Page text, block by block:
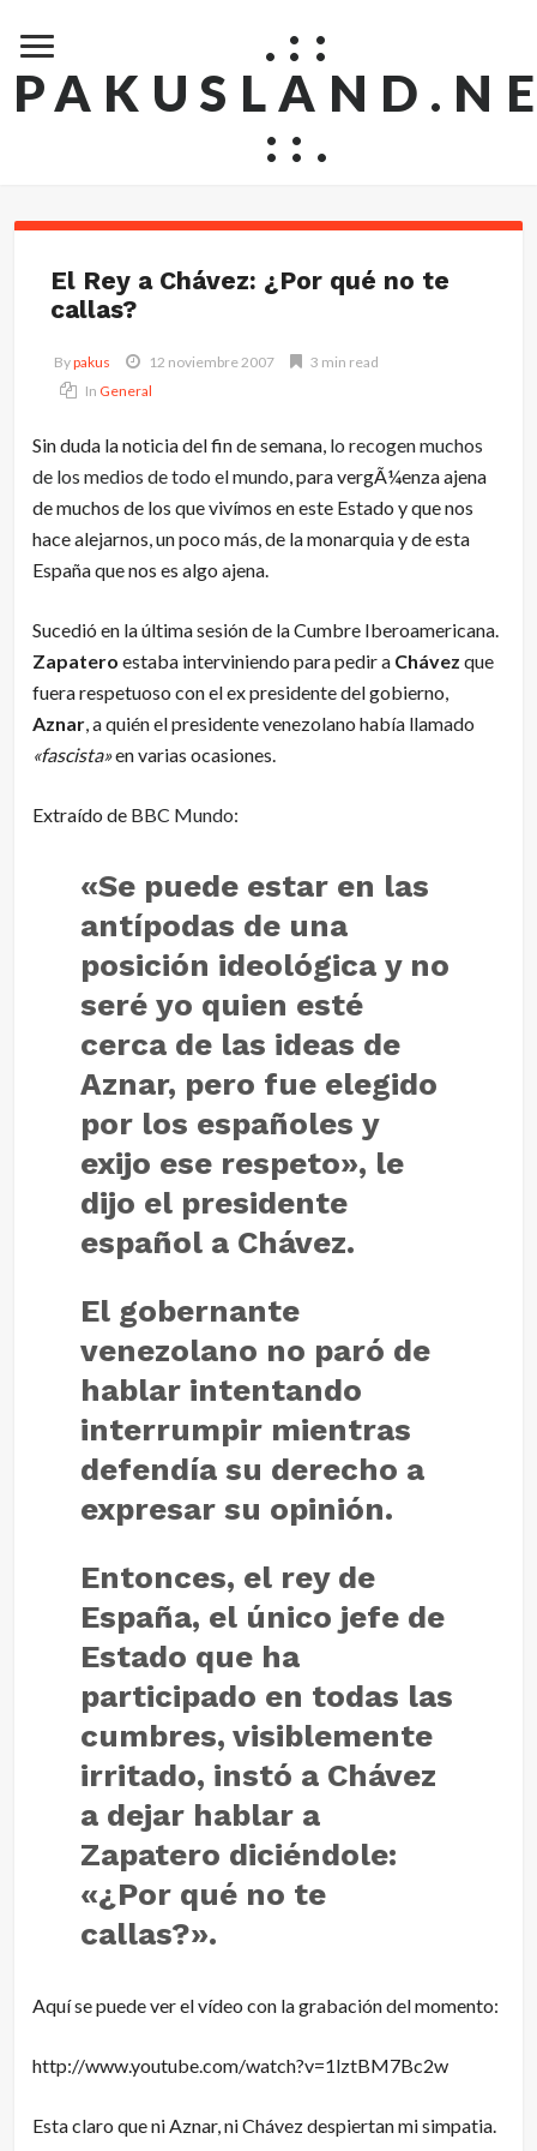
.::
::.
El Rey a Chávez: ¿Por qué no te
callas?
Bypakus 12 noviembre 2007
3 min read
In General
Sin duda la noticia del fin de semana, lo recogen muchos
de los medios de todo el mundo, para vergÃ¼enza ajena
de muchos de los que vivímos en este Estado y que nos
hace alejarnos, un poco más, de la monarquia y de esta
España que nos es algo ajena.
Sucedió en la última sesión de la Cumbre Iberoamericana.
Zapatero estaba interviniendo para pedir a Chávez que
fuera respetuoso con el ex presidente del gobierno,
Aznar, a quién el presidente venezolano había llamado
«fascista»en varias ocasiones.
Extraído de BBC Mundo:
«Se puede estar en las
antípodas de una
posición ideológica y no
seré yo quien esté
cerca de las ideas de
Aznar, pero fue elegido
por los españoles y
exijo ese respeto», le
dijo el presidente
español a Chávez.
El gobernante
venezolano no paró de
hablar intentando
interrumpir mientras
defendía su derecho a
expresar su opinión.
Entonces, el rey de
España, el único jefe de
Estado que ha
participado en todas las
cumbres, visiblemente
irritado, instó a Chávez
a dejar hablar a
Zapatero diciéndole:
«¿Por qué no te
callas?».
Aquí se puede ver el vídeo con la grabación del momento:
http://www.youtube.com/watch?v=1lztBM7Bc2w
Esta claro que ni Aznar, ni Chávez despiertan mi simpatia.